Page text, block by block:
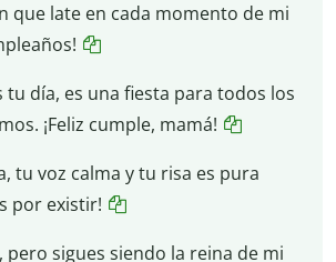
que late en cada momento de mi
tu día, es una fiesta para todos los
¡Feliz cumple, mamá!
tu voz calma y tu risa es pura
por existir!
pero sigues siendo la reina de mi